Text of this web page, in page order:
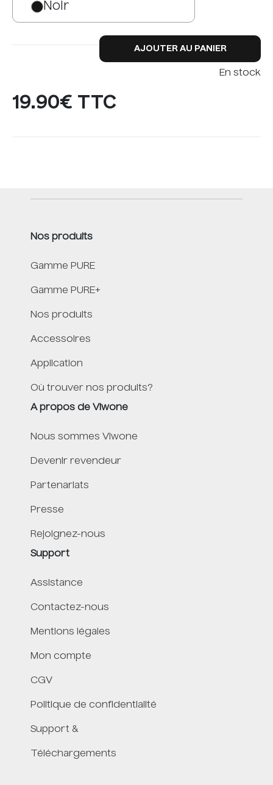
Noir
En stock
AJOUTER AU PANIER
19.90€ TTC
Nos produits
Gamme PURE
Gamme PURE+
Nos produits
Accessoires
Application
Où trouver nos produits?
A propos de Viwone
Nous sommes Viwone
Devenir revendeur
Partenariats
Presse
Rejoignez-nous
Support
Assistance
Contactez-nous
Mentions légales
Mon compte
CGV
Politique de confidentialité
Support &
Téléchargements